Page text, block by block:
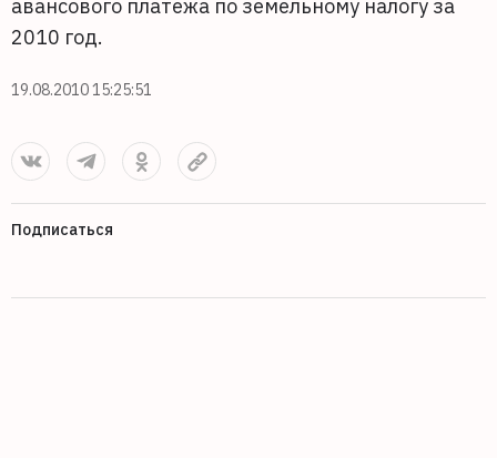
авансового платежа по земельному налогу за
2010 год.
19.08.2010 15:25:51
Подписаться